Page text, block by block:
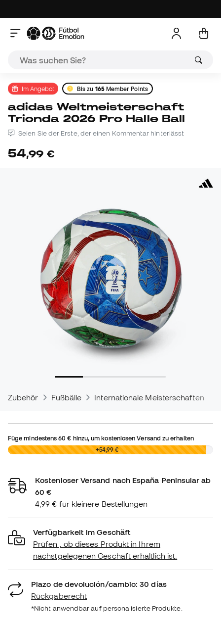
Im Angebot Bis zu 165Member Points
adidas Weltmeisterschaft
Trionda 2026 Pro Halle Ball
Seien Sie der Erste, der einen Kommentar hinterlässt
54,99 €
Zubehör Fußbälle Internationale Meisterschaften
Füge mindestens60 € hinzu, um kostenlosen Versand zu erhalten
0,00 € +54,99 €
Kostenloser Versand nach España Peninsular ab
60 €
4,99 € für kleinere Bestellungen
Verfügbarkeit im Geschäft
Prüfen , ob dieses Produkt in Ihrem
nächstgelegenen Geschäft erhältlich ist.
Plazo de devolución/cambio: 30 días
Rückgaberecht
*Nicht anwendbar auf personalisierte Produkte.